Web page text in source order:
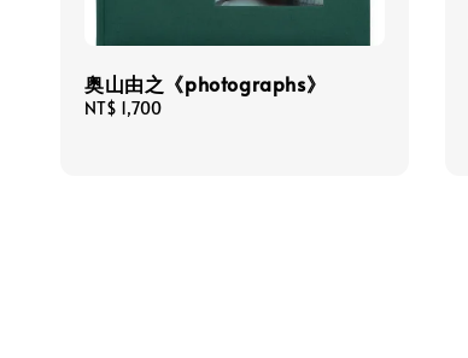
奥山由之《photographs》
Regular
NT$ 1,700